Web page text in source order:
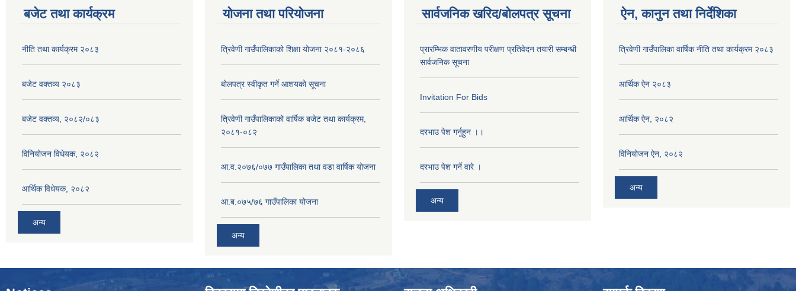
बजेट तथा कार्यक्रम
नीति तथा कार्यक्रम २०८३
बजेट वक्तव्य २०८३
बजेट वक्तव्य, २०८२/०८३
विनियोजन विधेयक, २०८२
आर्थिक विधेयक, २०८२
अन्य
योजना तथा परियोजना
त्रिवेणी गाउँपालिकाको शिक्षा योजना २०८१-२०८६
बोलपत्र स्वीकृत गर्ने आशयको सूचना
त्रिवेणी गाउँपालिकाको वार्षिक बजेट तथा कार्यक्रम,
२०८१-०८२
आ.व.२०७६/०७७ गाउँपालिका तथा वडा वार्षिक योजना
आ.ब.०७५/७६ गाउँपालिका योजना
अन्य
सार्वजनिक खरिद/बोलपत्र सूचना
प्रारम्भिक वातावरणीय परीक्षण प्रतिवेदन तयारी सम्बन्धी
सार्वजनिक सूचना
Invitation For Bids
दरभाउ पेश गर्नुहुन ।।
दरभाउ पेश गर्ने वारे ।
अन्य
ऐन, कानुन तथा निर्देशिका
त्रिवेणी गाउँपालिका वार्षिक नीति तथा कार्यक्रम २०८३
आर्थिक ऐन २०८३
आर्थिक ऐन, २०८२
विनियोजन ऐन, २०८२
अन्य